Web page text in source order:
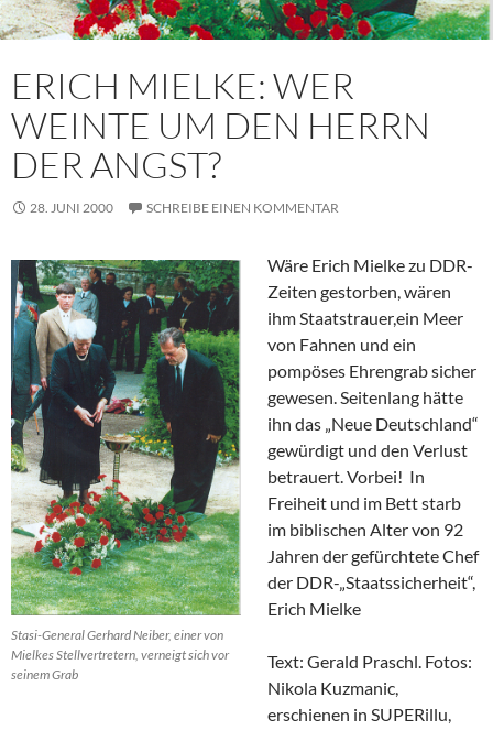
ERICH MIELKE: WER
WEINTE UM DEN HERRN
DER ANGST?
28. JUNI 2000 SCHREIBE EINEN KOMMENTAR
Stasi-General Gerhard Neiber, einer von
Mielkes Stellvertretern, verneigt sich vor
seinem Grab
Wäre Erich Mielke zu DDR-
Zeiten gestorben, wären
ihm Staatstrauer,ein Meer
von Fahnen und ein
pompöses Ehrengrab sicher
gewesen. Seitenlang hätte
ihn das „Neue Deutschland“
gewürdigt und den Verlust
betrauert. Vorbei! In
Freiheit und im Bett starb
im biblischen Alter von 92
Jahren der gefürchtete Chef
der DDR-„Staatssicherheit“,
Erich Mielke
Text: Gerald Praschl. Fotos:
Nikola Kuzmanic,
erschienen in SUPERillu,